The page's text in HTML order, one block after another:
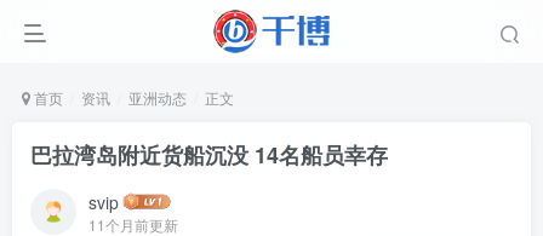
首页 资讯 亚洲动态 正文
巴拉湾岛附近货船沉没 14名船员幸存
svip
11个月前更新